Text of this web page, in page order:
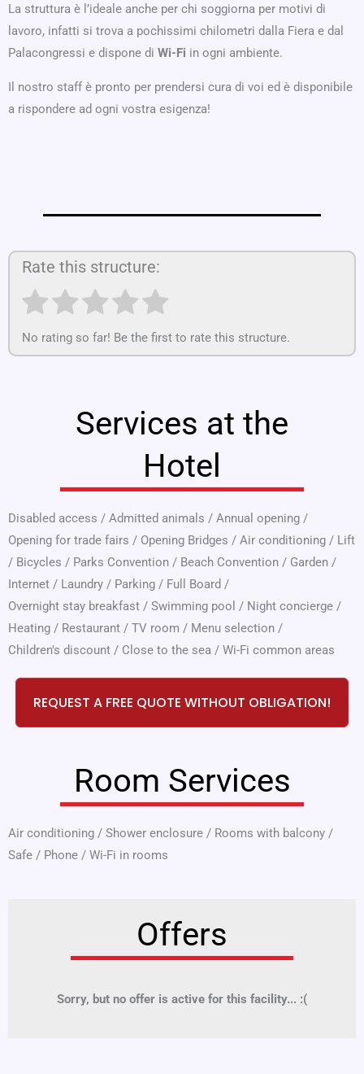
La struttura è l’ideale anche per chi soggiorna per motivi di
lavoro, infatti si trova a pochissimi chilometri dalla Fiera e dal
Palacongressi e dispone di Wi-Fi in ogni ambiente.
Il nostro staff è pronto per prendersi cura di voi ed è disponibile
a rispondere ad ogni vostra esigenza!
Rate this structure:
No rating so far! Be the first to rate this structure.
Services at the
Hotel
Disabled access / Admitted animals / Annual opening /
Opening for trade fairs / Opening Bridges / Air conditioning / Lift
/ Bicycles / Parks Convention / Beach Convention / Garden /
Internet / Laundry / Parking / Full Board /
Overnight stay breakfast / Swimming pool / Night concierge /
Heating / Restaurant / TV room / Menu selection /
Children's discount / Close to the sea / Wi-Fi common areas
REQUEST A FREE QUOTE WITHOUT OBLIGATION!
Room Services
Air conditioning / Shower enclosure / Rooms with balcony /
Safe / Phone / Wi-Fi in rooms
Offers
Sorry, but no offer is active for this facility... :(